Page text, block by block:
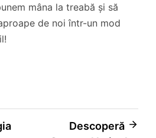
mâna la treabă și să
de noi într-un mod
Descoperă